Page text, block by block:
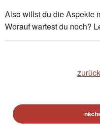
Also willst du die Aspekte
Worauf wartest du noch?